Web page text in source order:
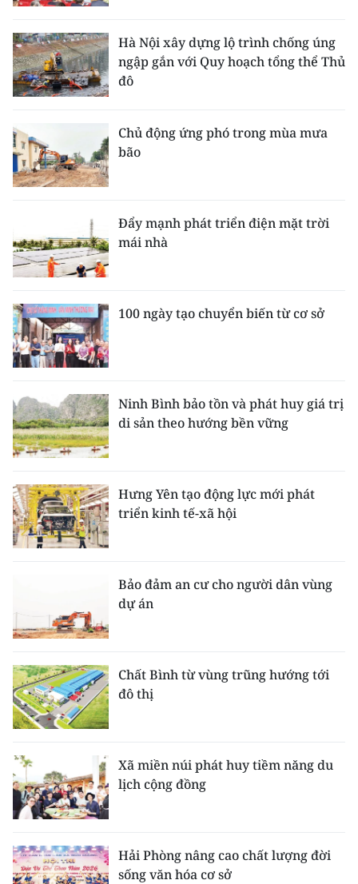
Hà Nội xây dựng lộ trình chống úng
ngập gắn với Quy hoạch tổng thể Thủ
đô
Chủ động ứng phó trong mùa mưa
bão
Đẩy mạnh phát triển điện mặt trời
mái nhà
100 ngày tạo chuyển biến từ cơ sở
Ninh Bình bảo tồn và phát huy giá trị
di sản theo hướng bền vững
Hưng Yên tạo động lực mới phát
triển kinh tế-xã hội
Bảo đảm an cư cho người dân vùng
dự án
Chất Bình từ vùng trũng hướng tới
đô thị
Xã miền núi phát huy tiềm năng du
lịch cộng đồng
Hải Phòng nâng cao chất lượng đời
sống văn hóa cơ sở